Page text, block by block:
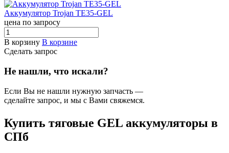
Аккумулятор Trojan TE35-GEL
цена по запросу
В корзину В корзине
Сделать запрос
Не нашли, что искали?
Если Вы не нашли нужную запчасть —
сделайте запрос, и мы с Вами свяжемся.
Купить тяговые GEL аккумуляторы в
СПб